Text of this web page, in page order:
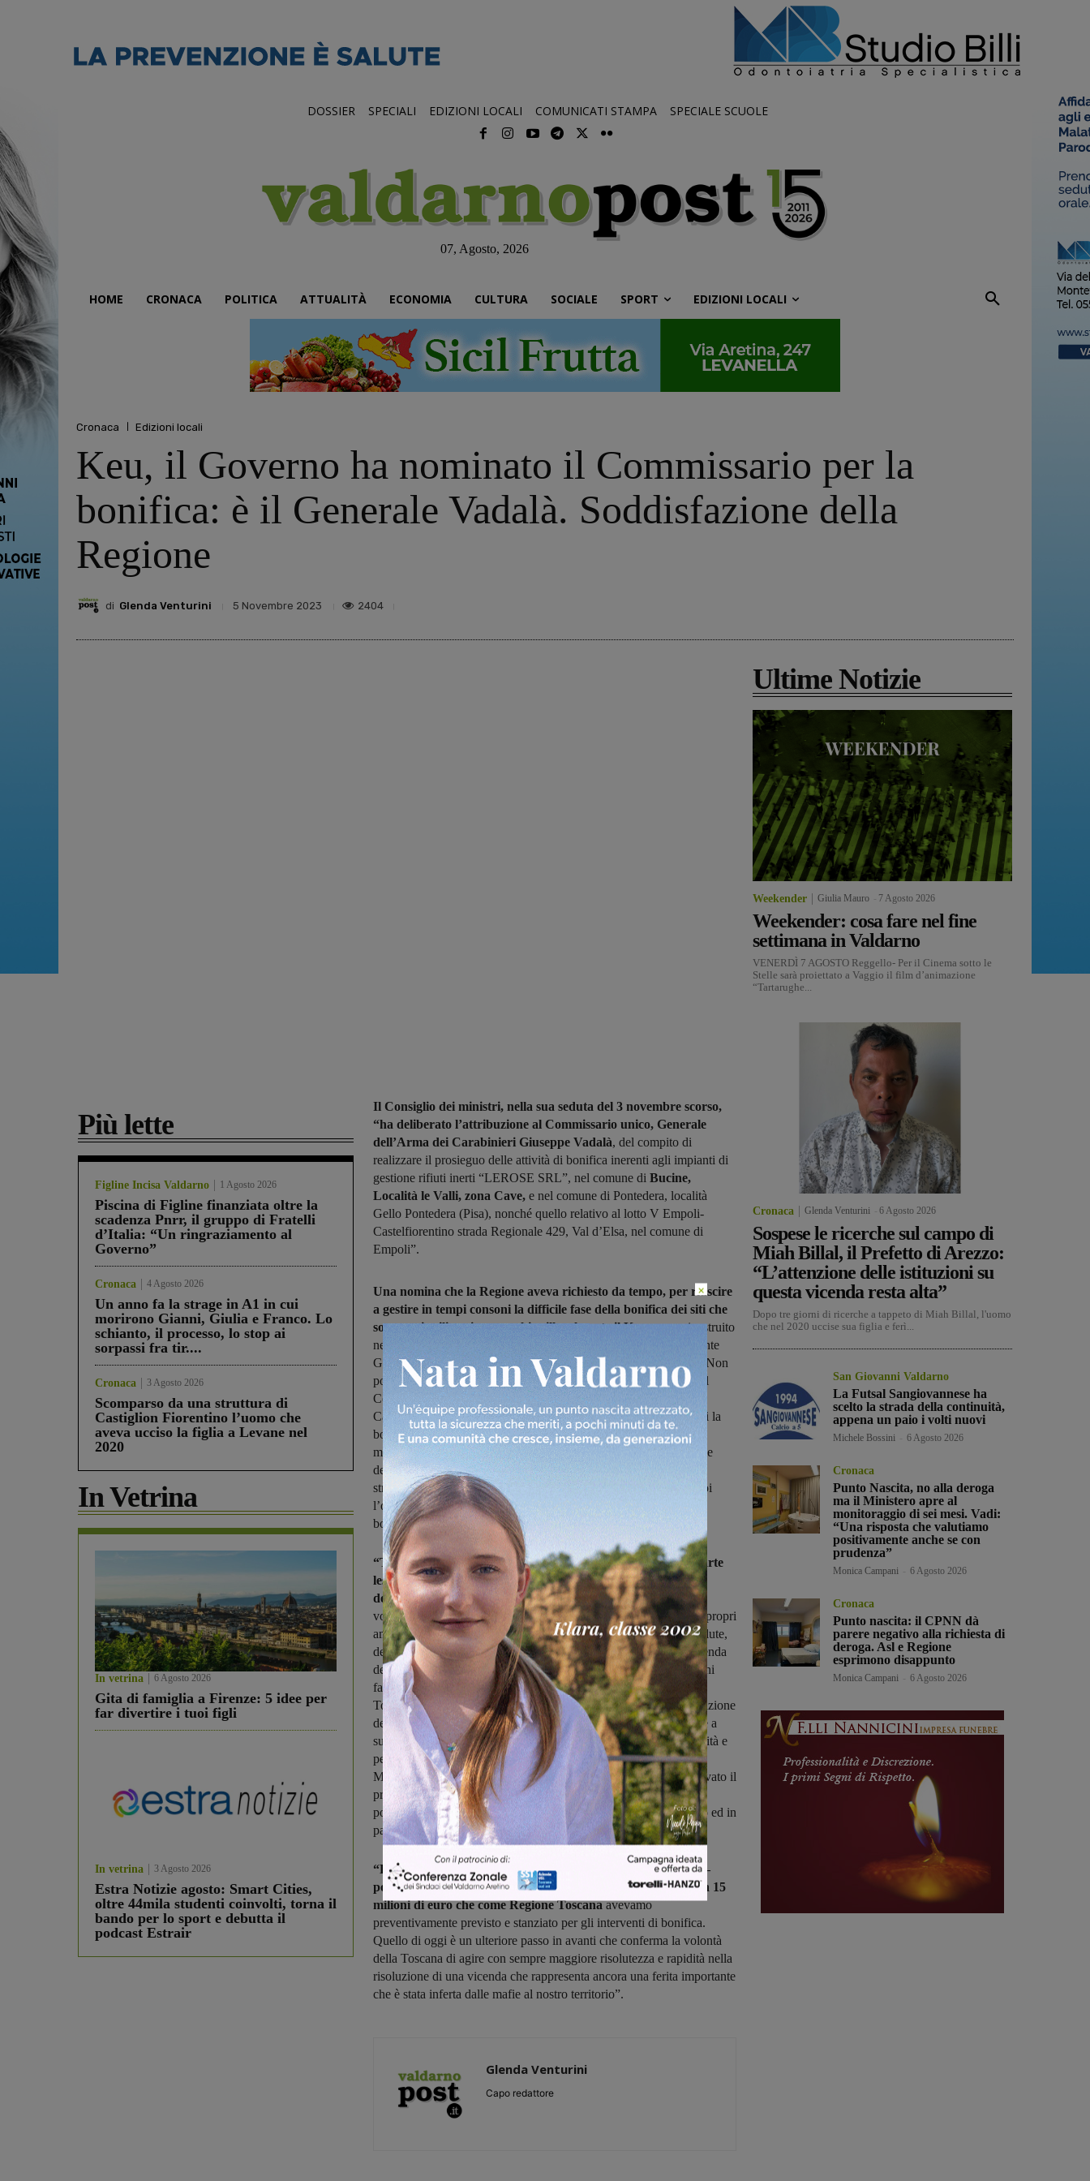
DOSSIER SPECIALI EDIZIONI LOCALI COMUNICATI STAMPA SPECIALE SCUOLE
07, Agosto, 2026
HOME CRONACA POLITICA ATTUALITÀ ECONOMIA CULTURA SOCIALE SPORT EDIZIONI LOCALI
Cronaca Edizioni locali
Keu, il Governo ha nominato il Commissario per la
bonifica: è il Generale Vadalà. Soddisfazione della
Regione
di Glenda Venturini 5 Novembre 2023 2404
Più lette
Figline Incisa Valdarno 1 Agosto 2026
Piscina di Figline finanziata oltre la
scadenza Pnrr, il gruppo di Fratelli
d’Italia: “Un ringraziamento al
Governo”
Cronaca 4 Agosto 2026
Un anno fa la strage in A1 in cui
morirono Gianni, Giulia e Franco. Lo
schianto, il processo, lo stop ai
sorpassi fra tir....
Cronaca 3 Agosto 2026
Scomparso da una struttura di
Castiglion Fiorentino l’uomo che
aveva ucciso la figlia a Levane nel
2020
In Vetrina
In vetrina 6 Agosto 2026
Gita di famiglia a Firenze: 5 idee per
far divertire i tuoi figli
In vetrina 3 Agosto 2026
Estra Notizie agosto: Smart Cities,
oltre 44mila studenti coinvolti, torna il
bando per lo sport e debutta il
podcast Estrair
Il Consiglio dei ministri, nella sua seduta del 3 novembre scorso,
“ha deliberato l’attribuzione al Commissario unico, Generale
dell’Arma dei Carabinieri Giuseppe Vadalà, del compito di
realizzare il prosieguo delle attività di bonifica inerenti agli impianti di
gestione rifiuti inerti “LEROSE SRL”, nel comune di Bucine,
Località le Valli, zona Cave, e nel comune di Pontedera, località
Gello Pontedera (Pisa), nonché quello relativo al lotto V Empoli-
Castelfiorentino strada Regionale 429, Val d’Elsa, nel comune di
Empoli”.
Una nomina che la Regione aveva richiesto da tempo, per riuscire
a gestire in tempi consoni la difficile fase della bonifica dei siti che
sono stati utilizzati per smaltire illegalmente il Keu,come ricostruito
nell’inchiesta sui fanghi di scarto delle concerie. E oggi il presidente
Giani e l’assessora all’ambiente Monni commentano la nomina: “Non
possiamo che esprimere profonda soddisfazione per la nomina del
Commissario Unico per le Bonifiche, Generale dell’Arma dei
Carabinieri Giuseppe Vadalà, per il proseguo delle attività inerenti la
bonifica dei siti di competenza regionale in cui è stato utilizzato
materiale riciclato contente KEU. Si tratta di una persona che gode
della nostra più profonda stima e fiducia e daremo a lui e alla sua
struttura tutto il supporto degli uffici regionali e di ARPAT. Per noi
l’obiettivo prioritario è sempre stato e rimane lo stesso: bonificare,
bonificare e bonificare”.
“Tutto il sistema pubblico – proseguono Giani e Monni – è parte
lesa in questa terribile vicenda, ma non è mai mancata la
determinazione ad ogni livello istituzionale,in questo senso
vogliamo ringraziare anche tutti i Comuni che si sono attivati per propri
ambiti di competenza, nel perseguire gli obiettivi di tutela della salute,
dell’ambiente e della legalità. Abbiamo letto spesso su questa vicenda
della nomina del Commissario Unico per le Bonifiche ricostruzioni
fantasiose e purtroppo false. La verità è agli atti. È stata Regione
Toscana con una lettera del 14 dicembre 2021 a richiedere l’attivazione
della struttura commissariale guidata dal Generale Vadalà, il quale a
sua volta aveva immediatamente comunicato la propria disponibilità e
per questo torniamo a ringraziarlo sentitamente. Il Consiglio dei
Ministri, con ormai quasi due anni di ritardo, ha finalmente approvato il
provvedimento di nomina. Oggi per noi però non è il giorno della
polemica e per questo vogliamo comunque ringraziare il Governo ed in
particolare il ministro Pichetto Fratin e la viceministro Gava”.
“La struttura del Commissario – concludono Giani e Monni –
potrà adesso operare anche in virtù dello stanziamento di ben 15
milioni di euro che come Regione Toscanaavevamo
preventivamente previsto e stanziato per gli interventi di bonifica.
Quello di oggi è un ulteriore passo in avanti che conferma la volontà
della Toscana di agire con sempre maggiore risolutezza e rapidità nella
risoluzione di una vicenda che rappresenta ancora una ferita importante
che è stata inferta dalle mafie al nostro territorio”.
Glenda Venturini
Capo redattore
Ultime Notizie
Weekender Giulia Mauro 7 Agosto 2026
Weekender: cosa fare nel fine
settimana in Valdarno
VENERDÌ 7 AGOSTO Reggello- Per il Cinema sotto le
Stelle sarà proiettato a Vaggio il film d’animazione
“Tartarughe...
Cronaca Glenda Venturini 6 Agosto 2026
Sospese le ricerche sul campo di
Miah Billal, il Prefetto di Arezzo:
“L’attenzione delle istituzioni su
questa vicenda resta alta”
Dopo tre giorni di ricerche a tappeto di Miah Billal, l'uomo
che nel 2020 uccise sua figlia e ferì...
San Giovanni Valdarno
La Futsal Sangiovannese ha
scelto la strada della continuità,
appena un paio i volti nuovi
Michele Bossini 6 Agosto 2026
Cronaca
Punto Nascita, no alla deroga
ma il Ministero apre al
monitoraggio di sei mesi. Vadi:
“Una risposta che valutiamo
positivamente anche se con
prudenza”
Monica Campani 6 Agosto 2026
Cronaca
Punto nascita: il CPNN dà
parere negativo alla richiesta di
deroga. Asl e Regione
esprimono disappunto
Monica Campani 6 Agosto 2026
×